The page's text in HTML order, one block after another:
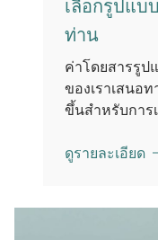
เลือกรูปแบ
ท่าน
ค่าโดยสารรูป
ของเราเสนอ
ขึ้นสำหรับการ
ดูรายละเอียด